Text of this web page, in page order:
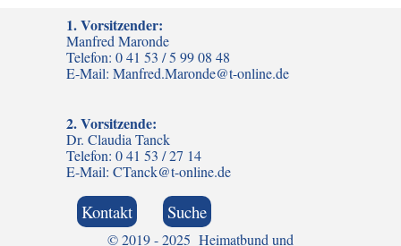
© 2019 - 2025 Heimatbund und
1. Vorsitzender:
Manfred Maronde
Telefon: 0 41 53 / 5 99 08 48
E-Mail: Manfred.Maronde@t-online.de
2. Vorsitzende:
Dr. Claudia Tanck
Telefon: 0 41 53 / 27 14
E-Mail: CTanck@t-online.de
Kontakt Suche